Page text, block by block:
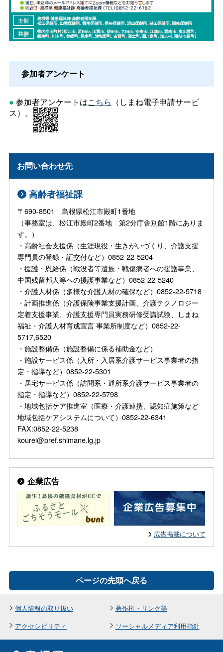
参加者アンケート
● 参加者アンケートはこちら （しまね電子申請サービ
ス）。
お問い合わせ先
高齢者福祉課
〒690-8501 島根県松江市殿町1番地
（事務室は、松江市殿町2番地 第2分庁舎別館1階にありま
す。）
・高齢社会支援係（生涯現役・生きがいづくり、介護支援
専門員の登録・証交付など）0852-22-5204
・援護・恩給係（戦没者等遺族・戦傷病者への援護事業、
中国残留邦人等への援護事業など）0852-22-5240
・介護人材係（多様な介護人材の確保など）0852-22-5718
・計画推進係（介護保険事業支援計画、介護テクノロジー
定着支援事業、介護支援専門員実務研修受講試験、しまね
福祉・介護人材育成宣言 事業所制度など）0852-22-
5717,6520
・施設整備係（施設整備に係る補助金など）
・施設サービス係（入所・入居系介護サービス事業者の指
定・指導など）0852-22-5301
・居宅サービス係（訪問系・通所系介護サービス事業者の
指定・指導など）0852-22-5798
・地域包括ケア推進室（医療・介護連携、認知症施策など
地域包括ケアシステムについて）0852-22-6341
FAX:0852-22-5238
kourei@pref.shimane.lg.jp
企業広告
広告掲載について
ページの先頭へ戻る
個人情報の取り扱い
著作権・リンク等
アクセシビリティ
ソーシャルメディア利用指針